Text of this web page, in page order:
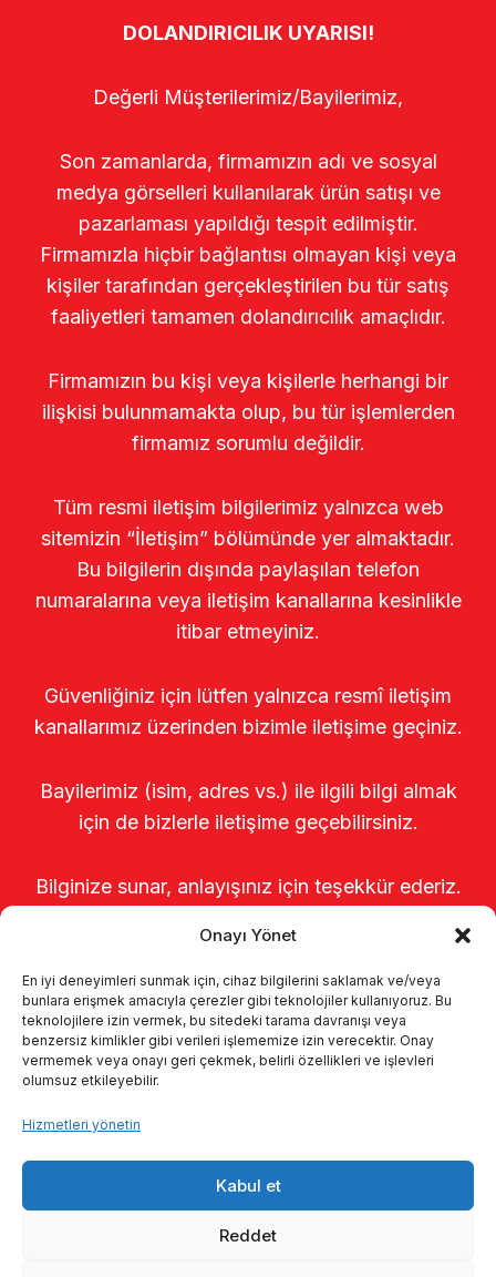
Onayı Yönet
En iyi deneyimleri sunmak için, cihaz bilgilerini saklamak ve/veya
bunlara erişmek amacıyla çerezler gibi teknolojiler kullanıyoruz. Bu
teknolojilere izin vermek, bu sitedeki tarama davranışı veya
benzersiz kimlikler gibi verileri işlememize izin verecektir. Onay
vermemek veya onayı geri çekmek, belirli özellikleri ve işlevleri
olumsuz etkileyebilir.
Hizmetleri yönetin
Kabul et
Reddet
DOLANDIRICILIK UYARISI!
Değerli Müşterilerimiz/Bayilerimiz,
Son zamanlarda, firmamızın adı ve sosyal
medya görselleri kullanılarak ürün satışı ve
pazarlaması yapıldığı tespit edilmiştir.
Firmamızla hiçbir bağlantısı olmayan kişi veya
kişiler tarafından gerçekleştirilen bu tür satış
faaliyetleri tamamen dolandırıcılık amaçlıdır.
Firmamızın bu kişi veya kişilerle herhangi bir
ilişkisi bulunmamakta olup, bu tür işlemlerden
firmamız sorumlu değildir.
Tüm resmi iletişim bilgilerimiz yalnızca web
sitemizin “İletişim” bölümünde yer almaktadır.
Bu bilgilerin dışında paylaşılan telefon
numaralarına veya iletişim kanallarına kesinlikle
itibar etmeyiniz.
Güvenliğiniz için lütfen yalnızca resmî iletişim
kanallarımız üzerinden bizimle iletişime geçiniz.
Bayilerimiz (isim, adres vs.) ile ilgili bilgi almak
için de bizlerle iletişime geçebilirsiniz.
Bilginize sunar, anlayışınız için teşekkür ederiz.
Kalite politikamız